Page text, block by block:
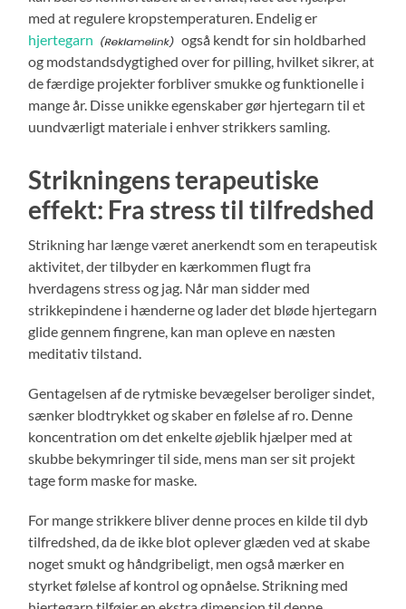
med at regulere kropstemperaturen. Endelig er
hjertegarn
også kendt for sin holdbarhed
og modstandsdygtighed over for pilling, hvilket sikrer, at
de færdige projekter forbliver smukke og funktionelle i
mange år. Disse unikke egenskaber gør hjertegarn til et
uundværligt materiale i enhver strikkers samling.
Strikningens terapeutiske
effekt: Fra stress til tilfredshed
Strikning har længe været anerkendt som en terapeutisk
aktivitet, der tilbyder en kærkommen flugt fra
hverdagens stress og jag. Når man sidder med
strikkepindene i hænderne og lader det bløde hjertegarn
glide gennem fingrene, kan man opleve en næsten
meditativ tilstand.
Gentagelsen af de rytmiske bevægelser beroliger sindet,
sænker blodtrykket og skaber en følelse af ro. Denne
koncentration om det enkelte øjeblik hjælper med at
skubbe bekymringer til side, mens man ser sit projekt
tage form maske for maske.
For mange strikkere bliver denne proces en kilde til dyb
tilfredshed, da de ikke blot oplever glæden ved at skabe
noget smukt og håndgribeligt, men også mærker en
styrket følelse af kontrol og opnåelse. Strikning med